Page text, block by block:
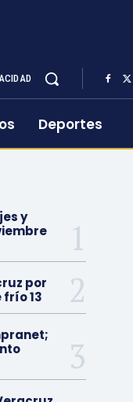
Deportes
y
por
13